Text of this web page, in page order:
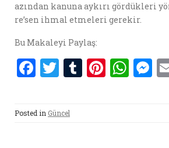
azından kanuna aykırı gördükleri
re’sen ihmal etmeleri gerekir.
Bu Makaleyi Paylaş:
F
ce
b
T
it
te
T Pi W M
Posted in Güncel